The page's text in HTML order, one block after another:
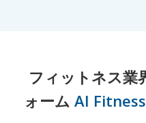
フィットネス業
ォーム AI